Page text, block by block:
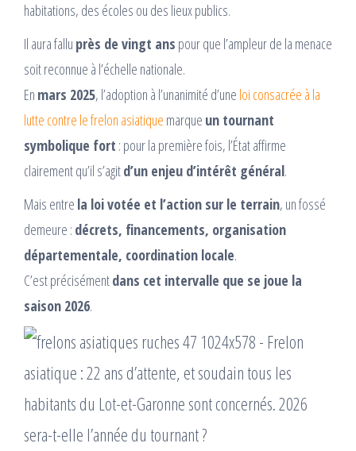
habitations, des écoles ou des lieux publics.
Il aura fallu près de vingt ans pour que l’ampleur de la menace
soit reconnue à l’échelle nationale.
En mars 2025, l’adoption à l’unanimité d’une loi consacrée à la
lutte contre le frelon asiatique marque un tournant
symbolique fort : pour la première fois, l’État affirme
clairement qu’il s’agitd’un enjeu d’intérêt général.
Mais entre la loi votée et l’action sur le terrain, un fossé
demeure : décrets, financements, organisation
départementale, coordination locale.
C’est précisémentdans cet intervalle que se joue la
saison 2026.